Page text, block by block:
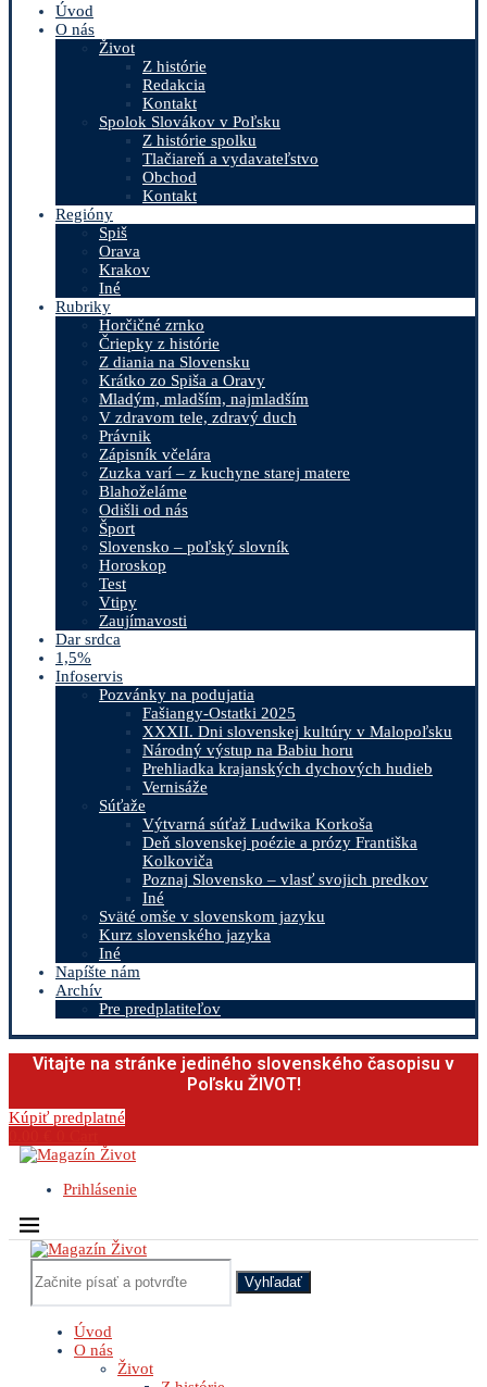
Úvod
O nás
Život
Z histórie
Redakcia
Kontakt
Spolok Slovákov v Poľsku
Z histórie spolku
Tlačiareň a vydavateľstvo
Obchod
Kontakt
Regióny
Spiš
Orava
Krakov
Iné
Rubriky
Horčičné zrnko
Čriepky z histórie
Z diania na Slovensku
Krátko zo Spiša a Oravy
Mladým, mladším, najmladším
V zdravom tele, zdravý duch
Právnik
Zápisník včelára
Zuzka varí – z kuchyne starej matere
Blahoželáme
Odišli od nás
Šport
Slovensko – poľský slovník
Horoskop
Test
Vtipy
Zaujímavosti
Dar srdca
1,5%
Infoservis
Pozvánky na podujatia
Fašiangy-Ostatki 2025
XXXII. Dni slovenskej kultúry v Malopoľsku
Národný výstup na Babiu horu
Prehliadka krajanských dychových hudieb
Vernisáže
Súťaže
Výtvarná súťaž Ludwika Korkoša
Deň slovenskej poézie a prózy Františka
Kolkoviča
Poznaj Slovensko – vlasť svojich predkov
Iné
Sväté omše v slovenskom jazyku
Kurz slovenského jazyka
Iné
Napíšte nám
Archív
Pre predplatiteľov
Vitajte na stránke jediného slovenského časopisu v
Poľsku ŽIVOT!
Kúpiť predplatné
Prihlásenie
Vyhľadať
Úvod
O nás
Život